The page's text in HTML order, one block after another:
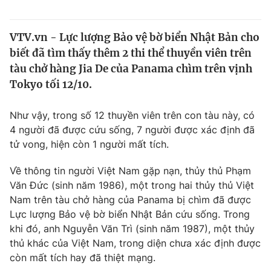
Thế giới
Tin tức
Thế giới đó đây
Câu chuyện quốc tế
Kinh tế
Thị trường
Góc doanh nghiệp
Dữ liệu và đời sống
Truyền hình
Phim VTV
Hậu trường
Nhân vật
Khán giả
Giải trí
Điện ảnh
Âm nhạc
Sao
Đời sống
Du lịch
Làm đẹp
Giáo dục
VTV.vn - Lực lượng Bảo vệ bờ biển Nhật Bản cho
biết đã tìm thấy thêm 2 thi thể thuyền viên trên
tàu chở hàng Jia De của Panama chìm trên vịnh
Tokyo tối 12/10.
Như vậy, trong số 12 thuyền viên trên con tàu này, có
4 người đã được cứu sống, 7 người được xác định đã
tử vong, hiện còn 1 người mất tích.
Về thông tin người Việt Nam gặp nạn, thủy thủ Phạm
Văn Đức (sinh năm 1986), một trong hai thủy thủ Việt
Nam trên tàu chở hàng của Panama bị chìm đã được
Lực lượng Bảo vệ bờ biển Nhật Bản cứu sống. Trong
khi đó, anh Nguyễn Văn Trì (sinh năm 1987), một thủy
thủ khác của Việt Nam, trong diện chưa xác định được
còn mất tích hay đã thiệt mạng.